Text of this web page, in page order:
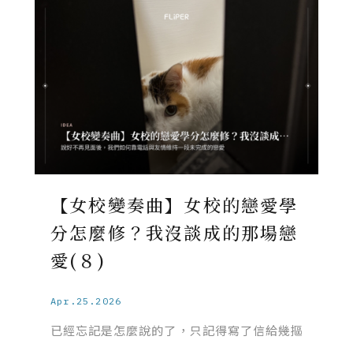
【女校變奏曲】女校的戀愛學
分怎麼修？我沒談成的那場戀
愛(８)
Apr.25.2026
已經忘記是怎麼說的了，只記得寫了信給幾摳